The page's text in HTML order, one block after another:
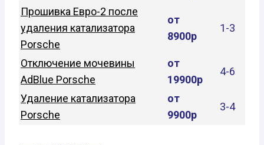
Прошивка Евро-2 после
удаления катализатора
Porsche
от
8900р
1-3
Отключение мочевины
AdBlue Porsche
от
19900р
4-6
Удаление катализатора
Porsche
от
9900р
3-4